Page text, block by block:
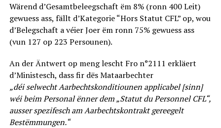
Wärend d’Gesamtbeleegschaft ëm 8% (ronn 400 Leit)
gewuess ass, fällt d’Kategorie “Hors Statut CFL” op, wou
d’Belegschaft a véier Joer ëm ronn 75% gewuess ass
(vun 127 op 223 Persounen).
An der Äntwert op meng lescht Fro n°2111 erkläert
d’Ministesch, dass fir dës Mataarbechter
„déi selwecht Aarbechtskonditiounen applicabel [sinn]
wéi beim Personal ënner dem „Statut du Personnel CFL“,
ausser spezifesch am Aarbechtskontrakt gereegelt
Bestëmmungen.“